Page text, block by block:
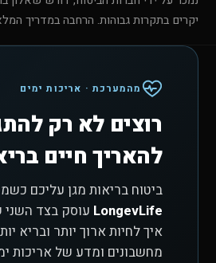
יקרים בתקרות גבוהות. הרחבה במדריך
מהמערכת · אריכות ימים
רוצים לא רק
להאריך חיים
ביטוח בריאות מגן עליכם
LongevLife עוסק בצד
איך לחיות ארוך יותר ובריא
מחשבונים ומדע של אריכות